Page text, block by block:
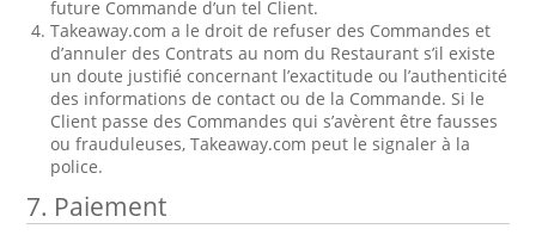
future Commande d’un tel Client.
Takeaway.com a le droit de refuser des Commandes et
d’annuler des Contrats au nom du Restaurant s’il existe
un doute justifié concernant l’exactitude ou l’authenticité
des informations de contact ou de la Commande. Si le
Client passe des Commandes qui s’avèrent être fausses
ou frauduleuses, Takeaway.com peut le signaler à la
police.
7. Paiement